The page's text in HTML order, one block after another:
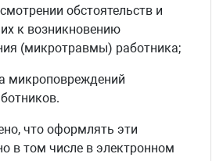
обстоятельств и
к возникновению
(микротравмы) работника;
микроповреждений
что оформлять эти
в том числе в электронном